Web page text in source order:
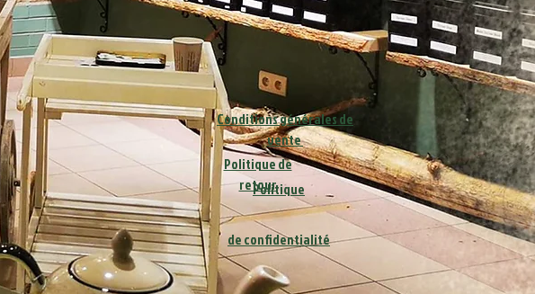
Conditions générales de
vente
Politique de
retour
Politique
deconfidentialité